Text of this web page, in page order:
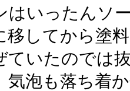
はいったんソ
移してから塗
ていたのでは
気泡も落ち着